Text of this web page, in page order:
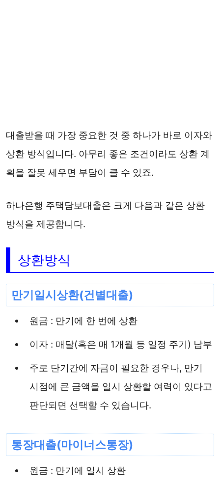
대출받을 때 가장 중요한 것 중 하나가 바로 이자와
상환 방식입니다. 아무리 좋은 조건이라도 상환 계
획을 잘못 세우면 부담이 클 수 있죠.
하나은행 주택담보대출은 크게 다음과 같은 상환
방식을 제공합니다.
상환방식
만기일시상환(건별대출)
원금 : 만기에 한 번에 상환
이자 : 매달(혹은 매 1개월 등 일정 주기) 납부
주로 단기간에 자금이 필요한 경우나, 만기
시점에 큰 금액을 일시 상환할 여력이 있다고
판단되면 선택할 수 있습니다.
통장대출(마이너스통장)
원금 : 만기에 일시 상환